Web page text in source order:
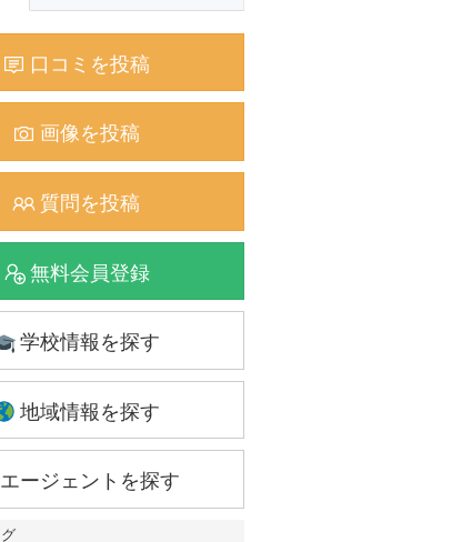
口コミを投稿
画像を投稿
質問を投稿
無料会員登録
学校情報を探す
地域情報を探す
エージェントを探す